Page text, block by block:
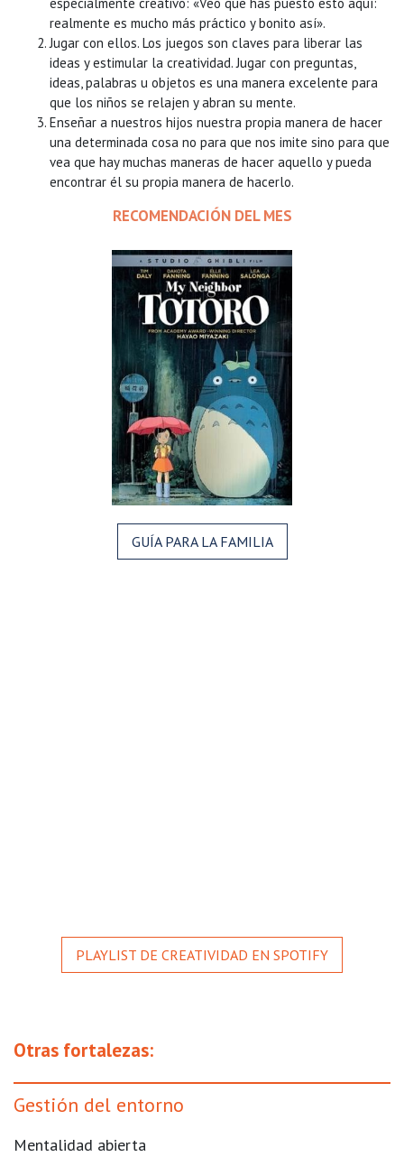
realmente es mucho más práctico y bonito así».
Jugar con ellos. Los juegos son claves para liberar las
ideas y estimular la creatividad. Jugar con preguntas,
ideas, palabras u objetos es una manera excelente para
que los niños se relajen y abran su mente.
Enseñar a nuestros hijos nuestra propia manera de hacer
una determinada cosa no para que nos imite sino para que
vea que hay muchas maneras de hacer aquello y pueda
encontrar él su propia manera de hacerlo.
RECOMENDACIÓN DEL MES
GUÍA PARA LA FAMILIA
PLAYLIST DE CREATIVIDAD EN SPOTIFY
Otras fortalezas:
Gestión del entorno
Mentalidad abierta